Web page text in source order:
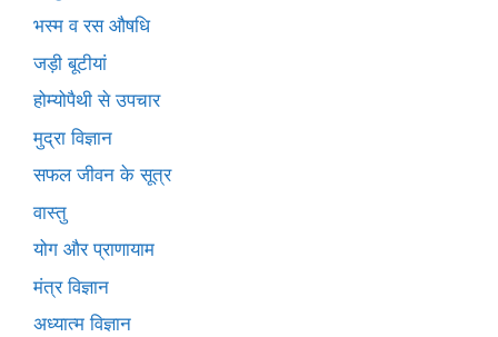
भस्म व रस औषधि
जड़ी बूटीयां
होम्योपैथी से उपचार
मुद्रा विज्ञान
सफल जीवन के सूत्र
वास्तु
योग और प्राणायाम
मंत्र विज्ञान
अध्यात्म विज्ञान